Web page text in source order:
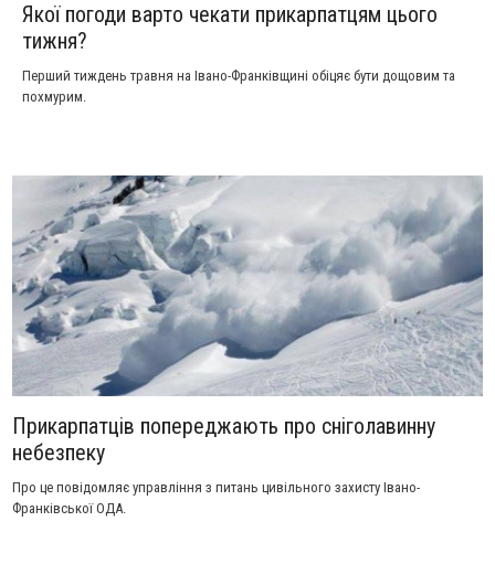
Якої погоди варто чекати прикарпатцям цього
тижня?
Перший тиждень травня на Івано-Франківщині обіцяє бути дощовим та
похмурим.
Прикарпатців попереджають про снiголавинну
небезпеку
Про це повідомляє управління з питань цивільного захисту Івано-
Франківської ОДА.